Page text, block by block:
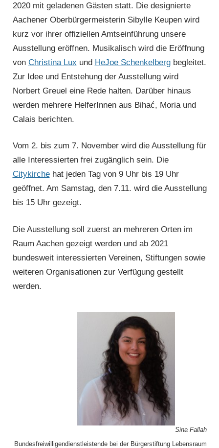
2020 mit geladenen Gästen statt. Die designierte
Aachener Ober­bürger­meisterin Sibylle Keupen wird
kurz vor ihrer offiziellen Amtseinführung unsere
Ausstellung eröffnen. Musikalisch wird die Eröffnung
von Christina Lux und HeJoe Schenkelbergbegleitet.
Zur Idee und Entstehung der Ausstellung wird
Norbert Greuel eine Rede halten. Darüber hinaus
werden mehrere HelferInnen aus Bihać, Moria und
Calais berichten.
Vom 2. bis zum 7. Novem­ber wird die Aus­stellung für
alle Interes­sierten frei zugänglich sein. Die
Citykirchehat jeden Tag von 9 Uhr bis 19 Uhr
geöffnet. Am Samstag, den 7.11. wird die Ausstellung
bis 15 Uhr gezeigt.
Die Ausstellung soll zuerst an mehreren Orten im
Raum Aachen gezeigt werden und ab 2021
bundesweit interessierten Vereinen, Stiftungen sowie
weiteren Organisationen zur Verfügung gestellt
werden.
Sina Fallah
Bundesfreiwilligendienstleistende bei der Bürgerstiftung Lebensraum